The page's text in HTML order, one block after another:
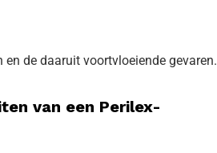
de daaruit voortvloeiende gevaren.
van een Perilex-